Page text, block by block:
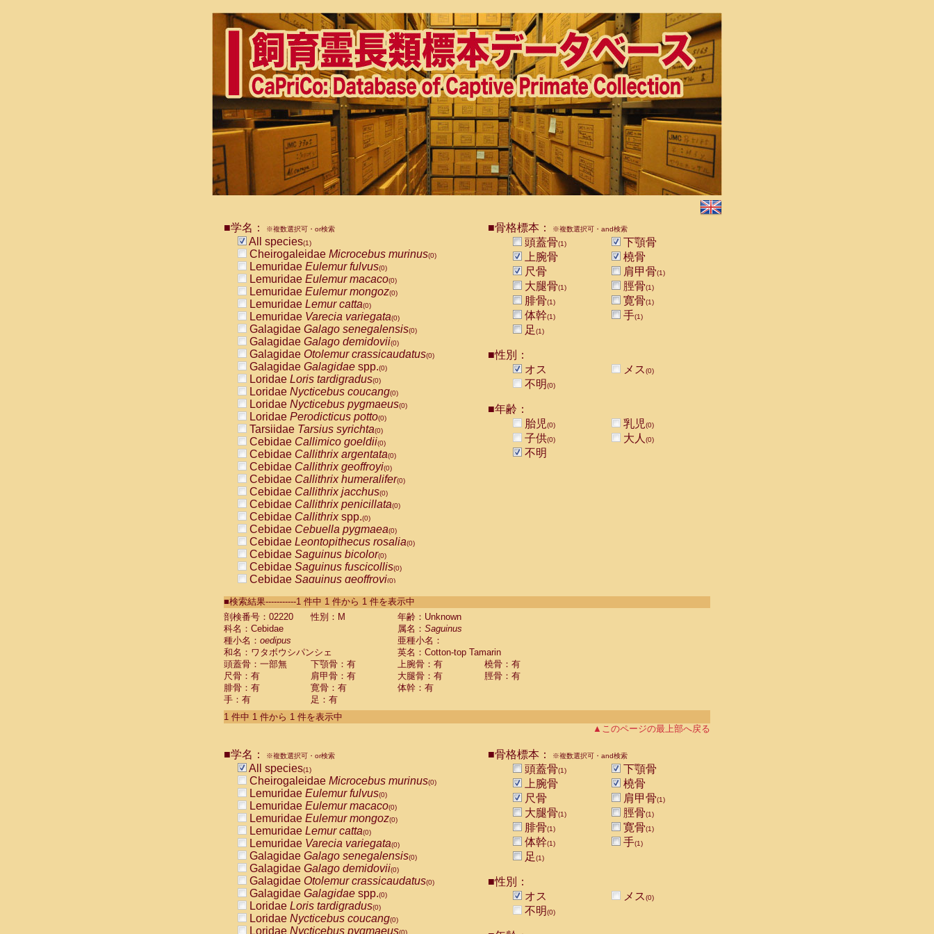
■学名： ※複数選択可・or検索
All species(1)
Cheirogaleidae Microcebus murinus(0)
Lemuridae Eulemur fulvus(0)
Lemuridae Eulemur macaco(0)
Lemuridae Eulemur mongoz(0)
Lemuridae Lemur catta(0)
Lemuridae Varecia variegata(0)
Galagidae Galago senegalensis(0)
Galagidae Galago demidovii(0)
Galagidae Otolemur crassicaudatus(0)
Galagidae Galagidae spp.(0)
Loridae Loris tardigradus(0)
Loridae Nycticebus coucang(0)
Loridae Nycticebus pygmaeus(0)
Loridae Perodicticus potto(0)
Tarsiidae Tarsius syrichta(0)
Cebidae Callimico goeldii(0)
Cebidae Callithrix argentata(0)
Cebidae Callithrix geoffroyi(0)
Cebidae Callithrix humeralifer(0)
Cebidae Callithrix jacchus(0)
Cebidae Callithrix penicillata(0)
Cebidae Callithrixspp.(0)
Cebidae Cebuella pygmaea(0)
Cebidae Leontopithecus rosalia(0)
Cebidae Saguinus bicolor(0)
Cebidae Saguinus fuscicollis(0)
Cebidae Saguinus geoffroyi(0)
CebidaeSaguinus labiatus(0)
Cebidae Saguinus leucopus (0)
Cebidae
Cebidae
CebidaeSaguinus nigricollis (0)
Cebidae Saguinus oedipus
Cebidae Saguinus weddelli
Cebidae Saguinusspp.
Cebidae Aotus trivirgatus
Cebidae Cebus albifrons
CebidaeCebus nigrivittatus
CebidaeCebus
CebidaeSaimiri boliviensis(0)
CebidaeSaimiri sciureus(0)
AtelidaeAlouatta caraya(0)
AtelidaeAlouatta fusca(0)
AtelidaeAlouatta seniculus
AtelidaeAlouattaspp.(0)
AtelidaeAteles belzebuth(0)
AtelidaeAteles geoffroyi(0)
AtelidaeAteles paniscus(0)
AtelidaeAtelesspp.(0)
Atelidae Lagothrix lagothricha
AtelidaeLagothrix lagothricha cana
PitheciidaeCacajao calvus rubicundus
■骨格標本： ※複数選択可・and検索
頭蓋骨(1)
下顎骨
上腕骨
橈骨
尺骨
肩甲骨(1)
大腿骨(1) 脛骨(1)
腓骨(1) 寛骨(1)
体幹(1) 手(1)
足(1)
■性別：
オス
メス(0)
不明(0)
■年齢：
胎児(0) 乳児(0)
子供(0) 大人 (0)
不明
■検索結果-----------1 件中 1 件から 1 件を表示中
剖検番号：02220
性別：M
年齢：Unknown
科名：Cebidae
属名： Saguinus
種小名： oedipus
亜種小名：
和名：ワタボウシパンシェ
英名：Cotton-top Tamarin
頭蓋骨：一部無
下顎骨：有 上腕骨：有
橈骨：有
尺骨：有
肩甲骨：有 大腿骨：有
脛骨：有
腓骨：有
寛骨：有
体幹：有
手：有
足：有
1 件中 1 件から 1 件を表示中
▲このページの最上部へ戻る
■学名： ※複数選択可・or検索
All species(1)
Cheirogaleidae Microcebus murinus(0)
Lemuridae Eulemur fulvus(0)
Lemuridae Eulemur macaco(0)
Lemuridae Eulemur mongoz(0)
Lemuridae Lemur catta(0)
Lemuridae Varecia variegata(0)
Galagidae Galago senegalensis(0)
Galagidae Galago demidovii(0)
Galagidae Otolemur crassicaudatus(0)
Galagidae Galagidae spp.(0)
Loridae Loris tardigradus(0)
Loridae Nycticebus coucang(0)
Loridae Nycticebus pygmaeus(0)
■骨格標本： ※複数選択可・and検索
頭蓋骨(1)
下顎骨
上腕骨
橈骨
尺骨
肩甲骨(1)
大腿骨(1) 脛骨(1)
腓骨(1) 寛骨(1)
体幹(1) 手(1)
足(1)
■性別：
オス
メス(0)
不明(0)